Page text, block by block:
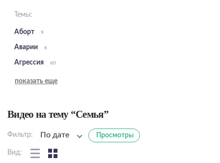
Темы:
Аборт 9
Аварии 6
Агрессия 60
показать еще
Видео на тему “Семья”
Фильтр: По дате Просмотры
Вид: